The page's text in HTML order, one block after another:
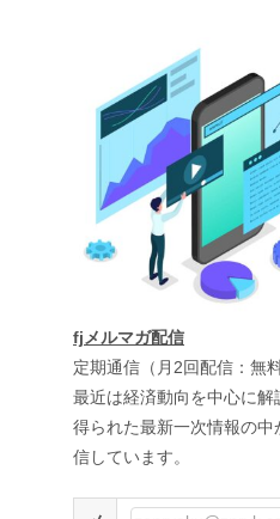
fjメルマガ配信
定期通信（月2回配信：無料
最近は経済動向を中心に解
得られた最新一次情報の
信しています。